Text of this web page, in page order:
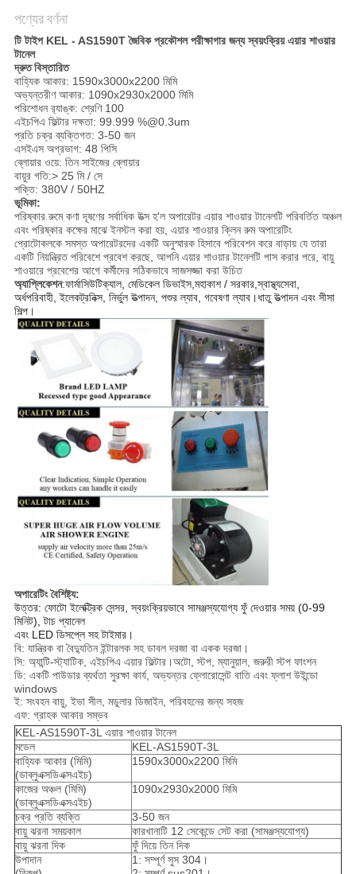
পণ্যের বর্ণনা
টি টাইপ KEL - AS1590T জৈবিক প্রকৌশল পরীক্ষাগার জন্য স্বয়ংক্রিয় এয়ার শাওয়ার
টানেল
দ্রুত বিস্তারিত
বাহ্যিক আকার: 1590x3000x2200 মিমি
অভ্যন্তরীণ আকার: 1090x2930x2000 মিমি
পরিশোধন র‌্যাঙ্ক: শ্রেণি 100
এইচপিএ ফিল্টার দক্ষতা: 99.999 %@0.3um
প্রতি চক্র ব্যক্তিগত: 3-50 জন
এসইএস অগ্রভাগ: 48 পিসি
ব্লোয়ার ওয়ে: তিন সাইজের ব্লোয়ার
বায়ুর গতি:> 25 মি / সে
শক্তি: 380V / 50HZ
ভূমিকা:
পরিষ্কার রুমে কণা দূষণের সর্বাধিক উত্স হ'ল অপারেটর এয়ার শাওয়ার টানেলটি পরিবর্তিত অঞ্চল
এবং পরিষ্কার কক্ষের মাঝে ইনস্টল করা হয়, এয়ার শাওয়ার ক্লিন রুম অপারেটিং
প্রোটোকলকে সমস্ত অপারেটরদের একটি অনুস্মারক হিসাবে পরিবেশন করে বাড়ায় যে তারা
একটি নিয়ন্ত্রিত পরিবেশে প্রবেশ করছে, আপনি এয়ার শাওয়ার টানেলটি পাস করার পরে, বায়ু
শাওয়ারে প্রবেশের আগে কর্মীদের সঠিকভাবে সাজসজ্জা করা উচিত
অ্যাপ্লিকেশন:ফার্মাসিউটিক্যাল, মেডিকেল ডিভাইস,মহাকাশ / সরকার,স্বাস্থ্যসেবা,
অর্ধপরিবাহী, ইলেকট্রনিক্স, নির্ভুল উত্পাদন, পশুর ল্যাব, গবেষণা ল্যাব।ধাতু উত্পাদন এবং সীসা
শিল্প।
অপারেটিং বৈশিষ্ট্য:
উত্তর: ফোটো ইলেক্ট্রিক সেন্সর, স্বয়ংক্রিয়ভাবে সামঞ্জস্যযোগ্য ফুঁ দেওয়ার সময় (0-99
মিনিট), টাচ প্যানেল
এবং LED ডিসপ্লে সহ টাইমার।
বি: যান্ত্রিক বা বৈদ্যুতিন ইন্টারলক সহ ডাবল দরজা বা একক দরজা।
সি: অ্যান্টি-স্ট্যাটিক, এইচপিএ এয়ার ফিল্টার।অটো, স্টপ, ম্যানুয়াল, জরুরী স্টপ ফাংশন
ডি: একটি পাউডার ব্যর্থতা সুরক্ষা কার্য, অভ্যন্তর ফ্লোরোসেন্ট বাতি এবং ফ্লাশ উইন্ডো
windows
ই: সংবহন বায়ু, ইভা সীল, মডুলার ডিজাইন, পরিবহনের জন্য সহজ
এফ: গ্রাহক আকার সম্ভব
KEL-AS1590T-3L এয়ার শাওয়ার টানেল
মডেল
KEL-AS1590T-3L
বাহ্যিক আকার (মিমি)
(ডাব্লুএক্সডিএক্সএইচ)
1590x3000x2200 মিমি
কাজের অঞ্চল (মিমি)
(ডাব্লুএক্সডিএক্সএইচ)
1090x2930x2000 মিমি
চক্র প্রতি ব্যক্তি
3-50 জন
বায়ু ঝরনা সময়কাল
কারখানাটি 12 সেকেন্ডে সেট করা (সামঞ্জস্যযোগ্য)
বায়ু ঝরনা দিক
ফুঁ দিয়ে তিন দিক
উপাদান
1: সম্পূর্ণ সুস 304।